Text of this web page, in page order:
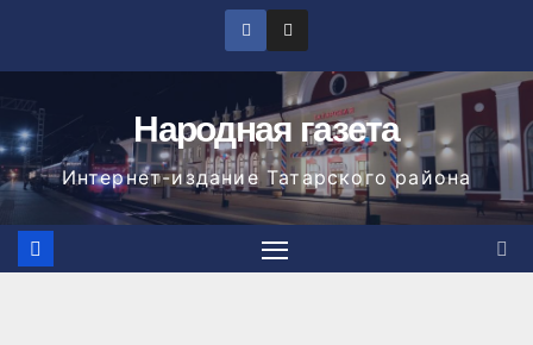
Народная газета
Интернет-издание Татарского района